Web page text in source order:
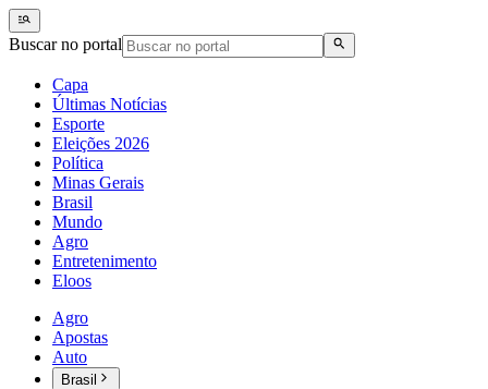
Buscar no portal
Capa
Últimas Notícias
Esporte
Eleições 2026
Política
Minas Gerais
Brasil
Mundo
Agro
Entretenimento
Eloos
Agro
Apostas
Auto
Brasil